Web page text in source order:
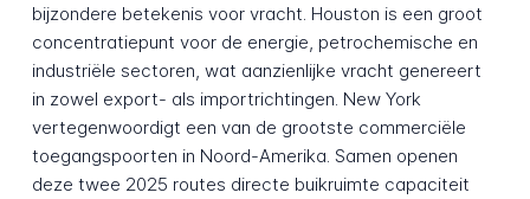
bijzondere betekenis voor vracht. Houston is een groot
concentratiepunt voor de energie, petrochemische en
industriële sectoren, wat aanzienlijke vracht genereert
in zowel export- als importrichtingen. New York
vertegenwoordigt een van de grootste commerciële
toegangspoorten in Noord-Amerika. Samen openen
deze twee 2025 routes directe buikruimte capaciteit